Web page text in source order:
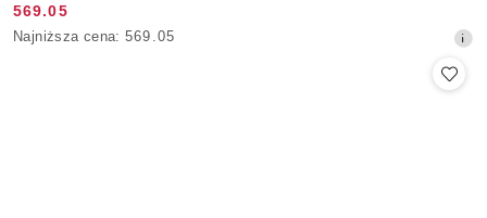
Cena
promocyjna:
569.05
Najniższa
Najniższa cena: 569.05